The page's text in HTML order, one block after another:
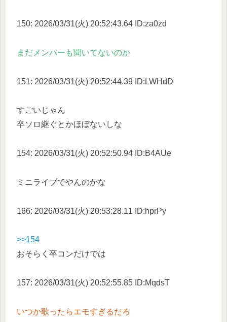
150: 2026/03/31(火) 20:52:43.64 ID:za0zd
まだメンバーも聞いてないのか
151: 2026/03/31(火) 20:52:44.39 ID:LWHdD
すごいじゃん
卒ソロ継ぐとかほぼないしな
154: 2026/03/31(火) 20:52:50.94 ID:B4AUe
ミニライブでやんのかな
166: 2026/03/31(火) 20:53:28.11 ID:hprPy
>>154
おそらく卒コンだけでは
157: 2026/03/31(火) 20:52:55.85 ID:MqdsT
いつか歌ったらエモすぎるだろ